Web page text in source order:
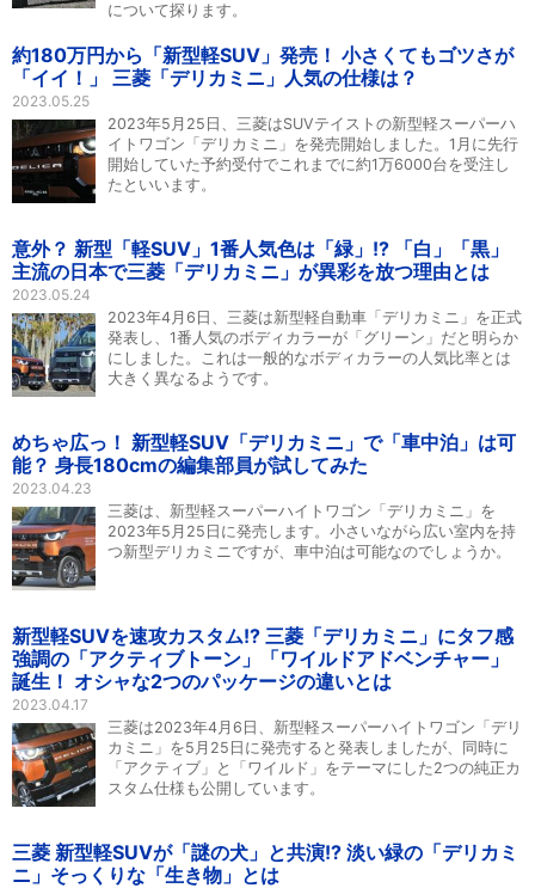
について探ります。
約180万円から「新型軽SUV」発売！ 小さくてもゴツさが
「イイ！」 三菱「デリカミニ」人気の仕様は？
2023.05.25
2023年5月25日、三菱はSUVテイストの新型軽スーパーハ
イトワゴン「デリカミニ」を発売開始しました。1月に先行
開始していた予約受付でこれまでに約1万6000台を受注し
たといいます。
意外？ 新型「軽SUV」1番人気色は「緑」!? 「白」「黒」
主流の日本で三菱「デリカミニ」が異彩を放つ理由とは
2023.05.24
2023年4月6日、三菱は新型軽自動車「デリカミニ」を正式
発表し、1番人気のボディカラーが「グリーン」だと明らか
にしました。これは一般的なボディカラーの人気比率とは
大きく異なるようです。
めちゃ広っ！ 新型軽SUV「デリカミニ」で「車中泊」は可
能？ 身長180cmの編集部員が試してみた
2023.04.23
三菱は、新型軽スーパーハイトワゴン「デリカミニ」を
2023年5月25日に発売します。小さいながら広い室内を持
つ新型デリカミニですが、車中泊は可能なのでしょうか。
新型軽SUVを速攻カスタム!? 三菱「デリカミニ」にタフ感
強調の「アクティブトーン」「ワイルドアドベンチャー」
誕生！ オシャな2つのパッケージの違いとは
2023.04.17
三菱は2023年4月6日、新型軽スーパーハイトワゴン「デリ
カミニ」を5月25日に発売すると発表しましたが、同時に
「アクティブ」と「ワイルド」をテーマにした2つの純正カ
スタム仕様も公開しています。
三菱 新型軽SUVが「謎の犬」と共演!? 淡い緑の「デリカミ
ニ」そっくりな「生き物」とは